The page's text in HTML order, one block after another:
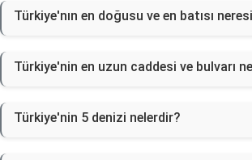
Türkiye'nın en doğusu ve en batısı
Türkiye'nin en uzun caddesi ve bulvarı
Türkiye'nin 5 denizi nelerdir?